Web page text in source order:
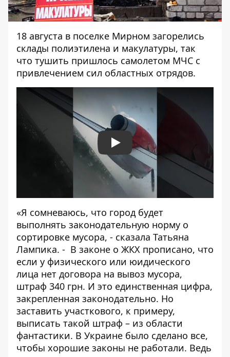
18 августа в поселке Мирном загорелись
склады полиэтилена и макулатуры, так
что тушить пришлось самолетом МЧС с
привлечением сил областных отрядов.
Play
«Я сомневаюсь, что город будет
выполнять законодательную норму о
сортировке мусора, - сказала Татьяна
Лампика. - В законе о ЖКХ прописано, что
если у физического или юидического
лица нет договора на вывоз мусора,
штраф 340 грн. И это единственная цифра,
закрепленная законодательно. Но
заставить участкового, к примеру,
выписать такой штраф – из области
фантастики. В Украине было сделано все,
чтобы хорошие законы не работали. Ведь